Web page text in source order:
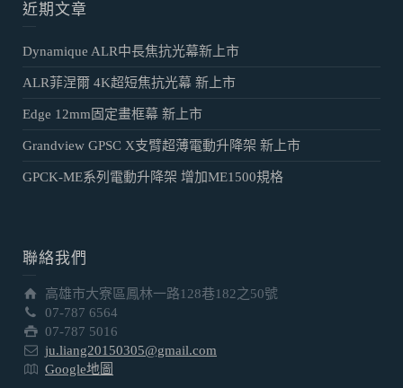
近期文章
Dynamique ALR中長焦抗光幕新上市
ALR菲涅爾 4K超短焦抗光幕 新上市
Edge 12mm固定畫框幕 新上市
Grandview GPSC X支臂超薄電動升降架 新上市
GPCK-ME系列電動升降架 增加ME1500規格
聯絡我們
高雄市大寮區鳳林一路128巷182之50號
07-787 6564
07-787 5016
ju.liang20150305@gmail.com
Google地圖